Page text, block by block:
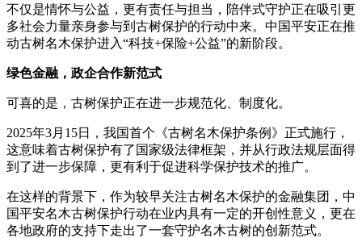
不仅是情怀与公益，更有责任与担当，陪伴式守护正在吸引更
多社会力量亲身参与到古树保护的行动中来。中国平安正在推
动古树名木保护进入“科技+保险+公益”的新阶段。
绿色金融，政企合作新范式
可喜的是，古树保护正在进一步规范化、制度化。
2025年3月15日，我国首个《古树名木保护条例》正式施行，
这意味着古树保护有了国家级法律框架，并从行政法规层面得
到了进一步保障，更有利于促进科学保护技术的推广。
在这样的背景下，作为较早关注古树名木保护的金融集团，中
国平安名木古树保护行动在业内具有一定的开创性意义，更在
各地政府的支持下走出了一套守护名木古树的创新范式。